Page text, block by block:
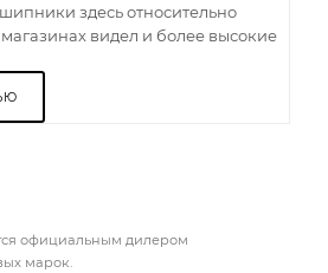
здесь относительно
видел и более высокие
официальным дилером
марок.